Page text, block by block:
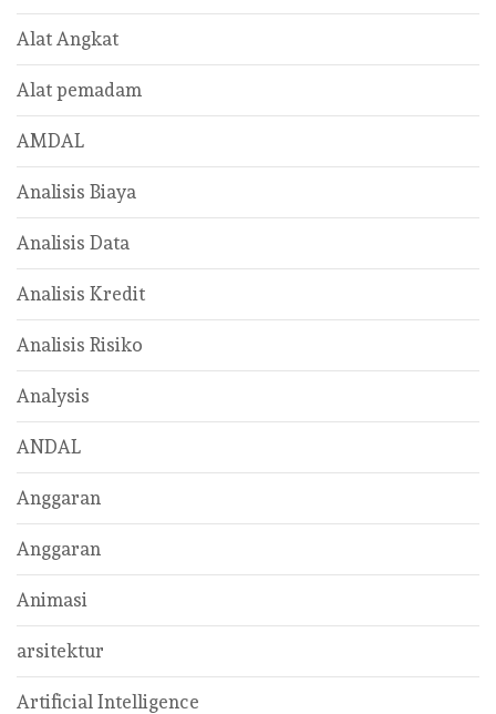
Alat Angkat
Alat pemadam
AMDAL
Analisis Biaya
Analisis Data
Analisis Kredit
Analisis Risiko
Analysis
ANDAL
Anggaran
Anggaran
Animasi
arsitektur
Artificial Intelligence